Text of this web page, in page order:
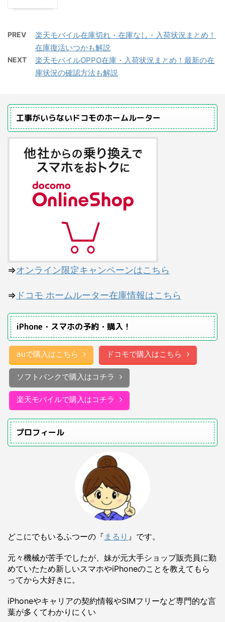
PREV
楽天モバイル在庫切れ・在庫なし・入荷状況まとめ！
在庫復活いつかも解説
NEXT
楽天モバイルOPPO在庫・入荷状況まとめ！最新の在
庫状況の確認方法も解説
工事がいらないドコモのホームルーター
⇒オンライン限定キャンペーンはこちら
⇒ ドコモ ホームルーター在庫情報はこちら
iPhone・スマホの予約・購入！
auで購入はこちら ドコモで購入はこちら
ソフトバンクで購入はコチラ
楽天モバイルで購入はコチラ
プロフィール
どこにでもいるふつーの『 まるり 』です。
元々機械が苦手でしたが、妹が元大手ショップ販売員に勤
めていたため新しいスマホやiPhoneのことを教えてもら
ってから大好きに。
iPhoneやキャリアの契約情報やSIMフリーなど専門的な言
葉が多くてわかりにくい